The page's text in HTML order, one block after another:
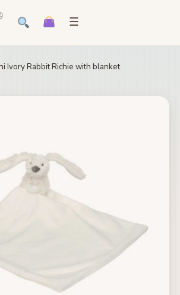
☰
Ivory Rabbit Richie with blanket